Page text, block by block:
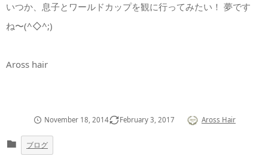
いつか、息子とワールドカップを観に行ってみたい！ 夢です
ね〜(^◇^;)
Aross hair
November 18 2014 February 3 2017 Aross Hair
ブログ